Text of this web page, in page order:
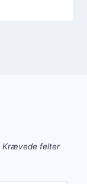
Krævede felter